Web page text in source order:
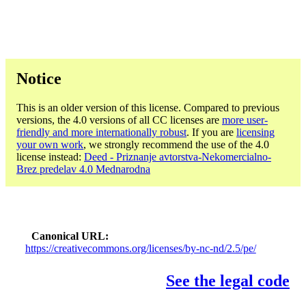
Notice
This is an older version of this license. Compared to previous
versions, the 4.0 versions of all CC licenses are more user-
friendly and more internationally robust. If you are licensing
your own work, we strongly recommend the use of the 4.0
license instead: Deed - Priznanje avtorstva-Nekomercialno-
Brez predelav 4.0 Mednarodna
Canonical URL
https://creativecommons.org/licenses/by-nc-nd/2.5/pe/
See the legal code